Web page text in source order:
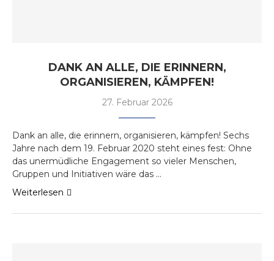
DANK AN ALLE, DIE ERINNERN,
ORGANISIEREN, KÄMPFEN!
27. Februar 2026
Dank an alle, die erinnern, organisieren, kämpfen! Sechs
Jahre nach dem 19. Februar 2020 steht eines fest: Ohne
das unermüdliche Engagement so vieler Menschen,
Gruppen und Initiativen wäre das …
Weiterlesen